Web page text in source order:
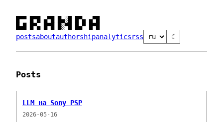
█▀▀ █▀█ ▄▀█ █▄░█ █▀▄ ▄▀█
█▄█ █▀▄ █▀█ █░▀█ █▄▀ █▀█
postsaboutauthorshipanalyticsrss ☾
Posts
LLM на Sony PSP
2026-05-16